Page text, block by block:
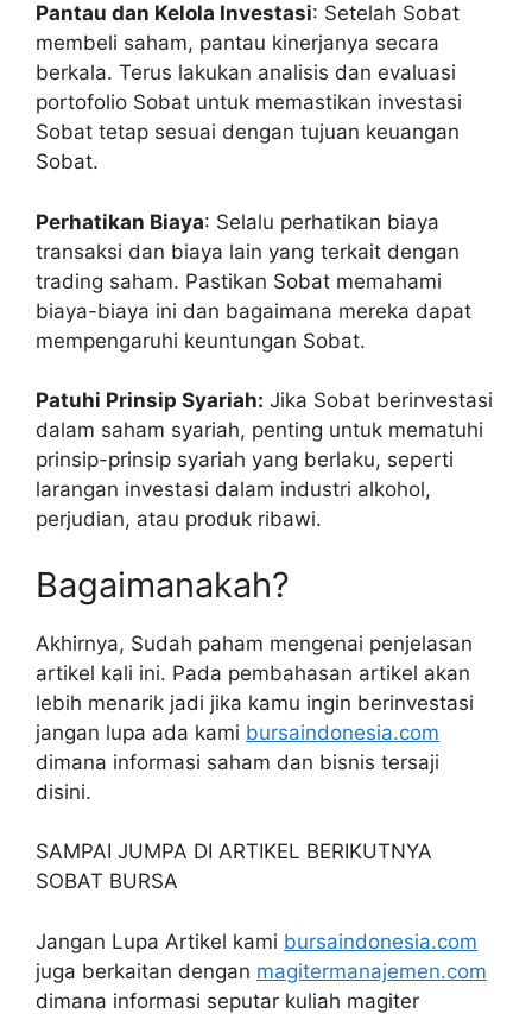
Pantau dan Kelola Investasi: Setelah Sobat
membeli saham, pantau kinerjanya secara
berkala. Terus lakukan analisis dan evaluasi
portofolio Sobat untuk memastikan investasi
Sobat tetap sesuai dengan tujuan keuangan
Sobat.
Perhatikan Biaya: Selalu perhatikan biaya
transaksi dan biaya lain yang terkait dengan
trading saham. Pastikan Sobat memahami
biaya-biaya ini dan bagaimana mereka dapat
mempengaruhi keuntungan Sobat.
Patuhi Prinsip Syariah: Jika Sobat berinvestasi
dalam saham syariah, penting untuk mematuhi
prinsip-prinsip syariah yang berlaku, seperti
larangan investasi dalam industri alkohol,
perjudian, atau produk ribawi.
Bagaimanakah?
Akhirnya, Sudah paham mengenai penjelasan
artikel kali ini. Pada pembahasan artikel akan
lebih menarik jadi jika kamu ingin berinvestasi
jangan lupa ada kami bursaindonesia.com
dimana informasi saham dan bisnis tersaji
disini.
SAMPAI JUMPA DI ARTIKEL BERIKUTNYA
SOBAT BURSA
Jangan Lupa Artikel kami bursaindonesia.com
juga berkaitan dengan magitermanajemen.com
dimana informasi seputar kuliah magiter